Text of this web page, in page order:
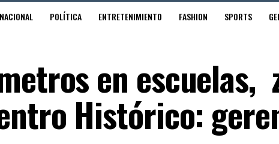
NACIONAL POLÍTICA ENTRETENIMIENTO FASHION SPORTS
en escuelas,
Histórico: